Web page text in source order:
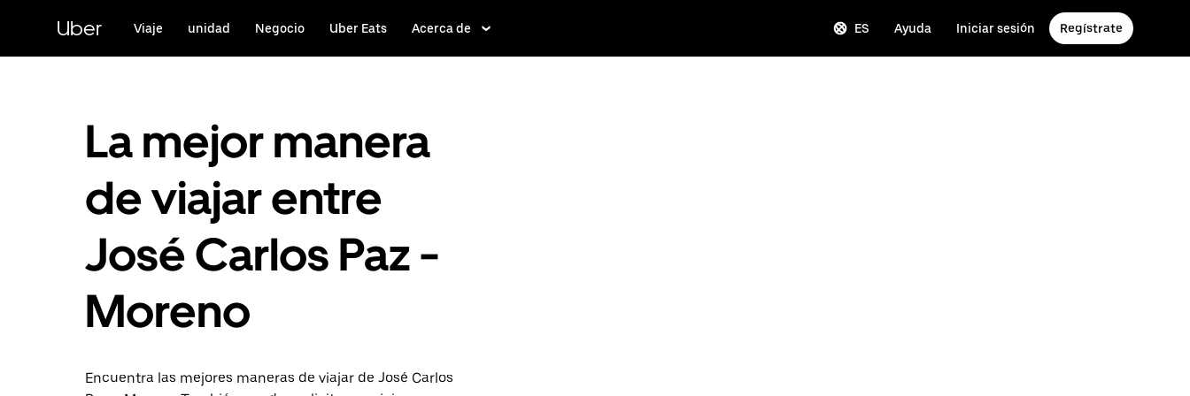
contenido
principal
Uber Viaje unidad Negocio Uber Eats Acerca de ES Ayuda Iniciar sesión Regístrate
La mejor manera
de viajar entre
José Carlos Paz -
Moreno
Encuentra las mejores maneras de viajar de José Carlos